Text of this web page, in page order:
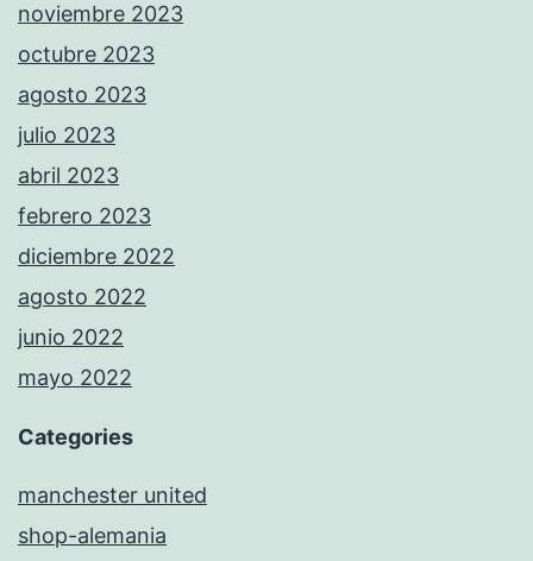
noviembre 2023
octubre 2023
agosto 2023
julio 2023
abril 2023
febrero 2023
diciembre 2022
agosto 2022
junio 2022
mayo 2022
Categories
manchester united
shop-alemania